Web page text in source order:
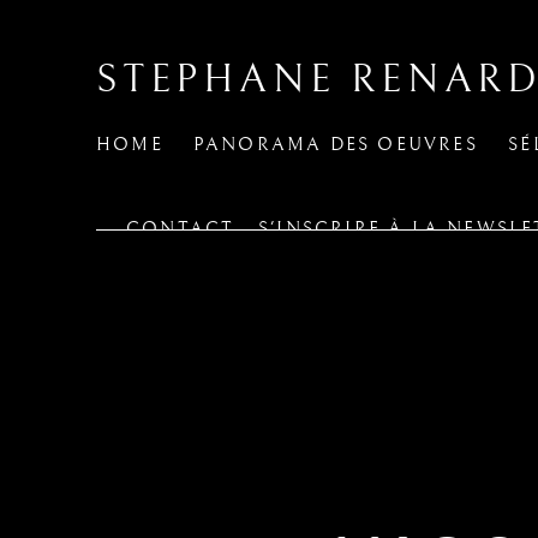
STEPHANE
HOME PANORAMA DES OEUVRES
CONTACT - S'INSCRIRE À LA